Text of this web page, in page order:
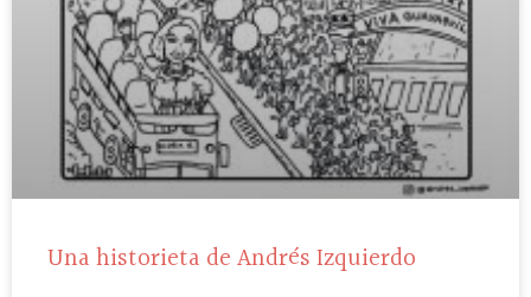
Una historieta de Andrés Izquierdo